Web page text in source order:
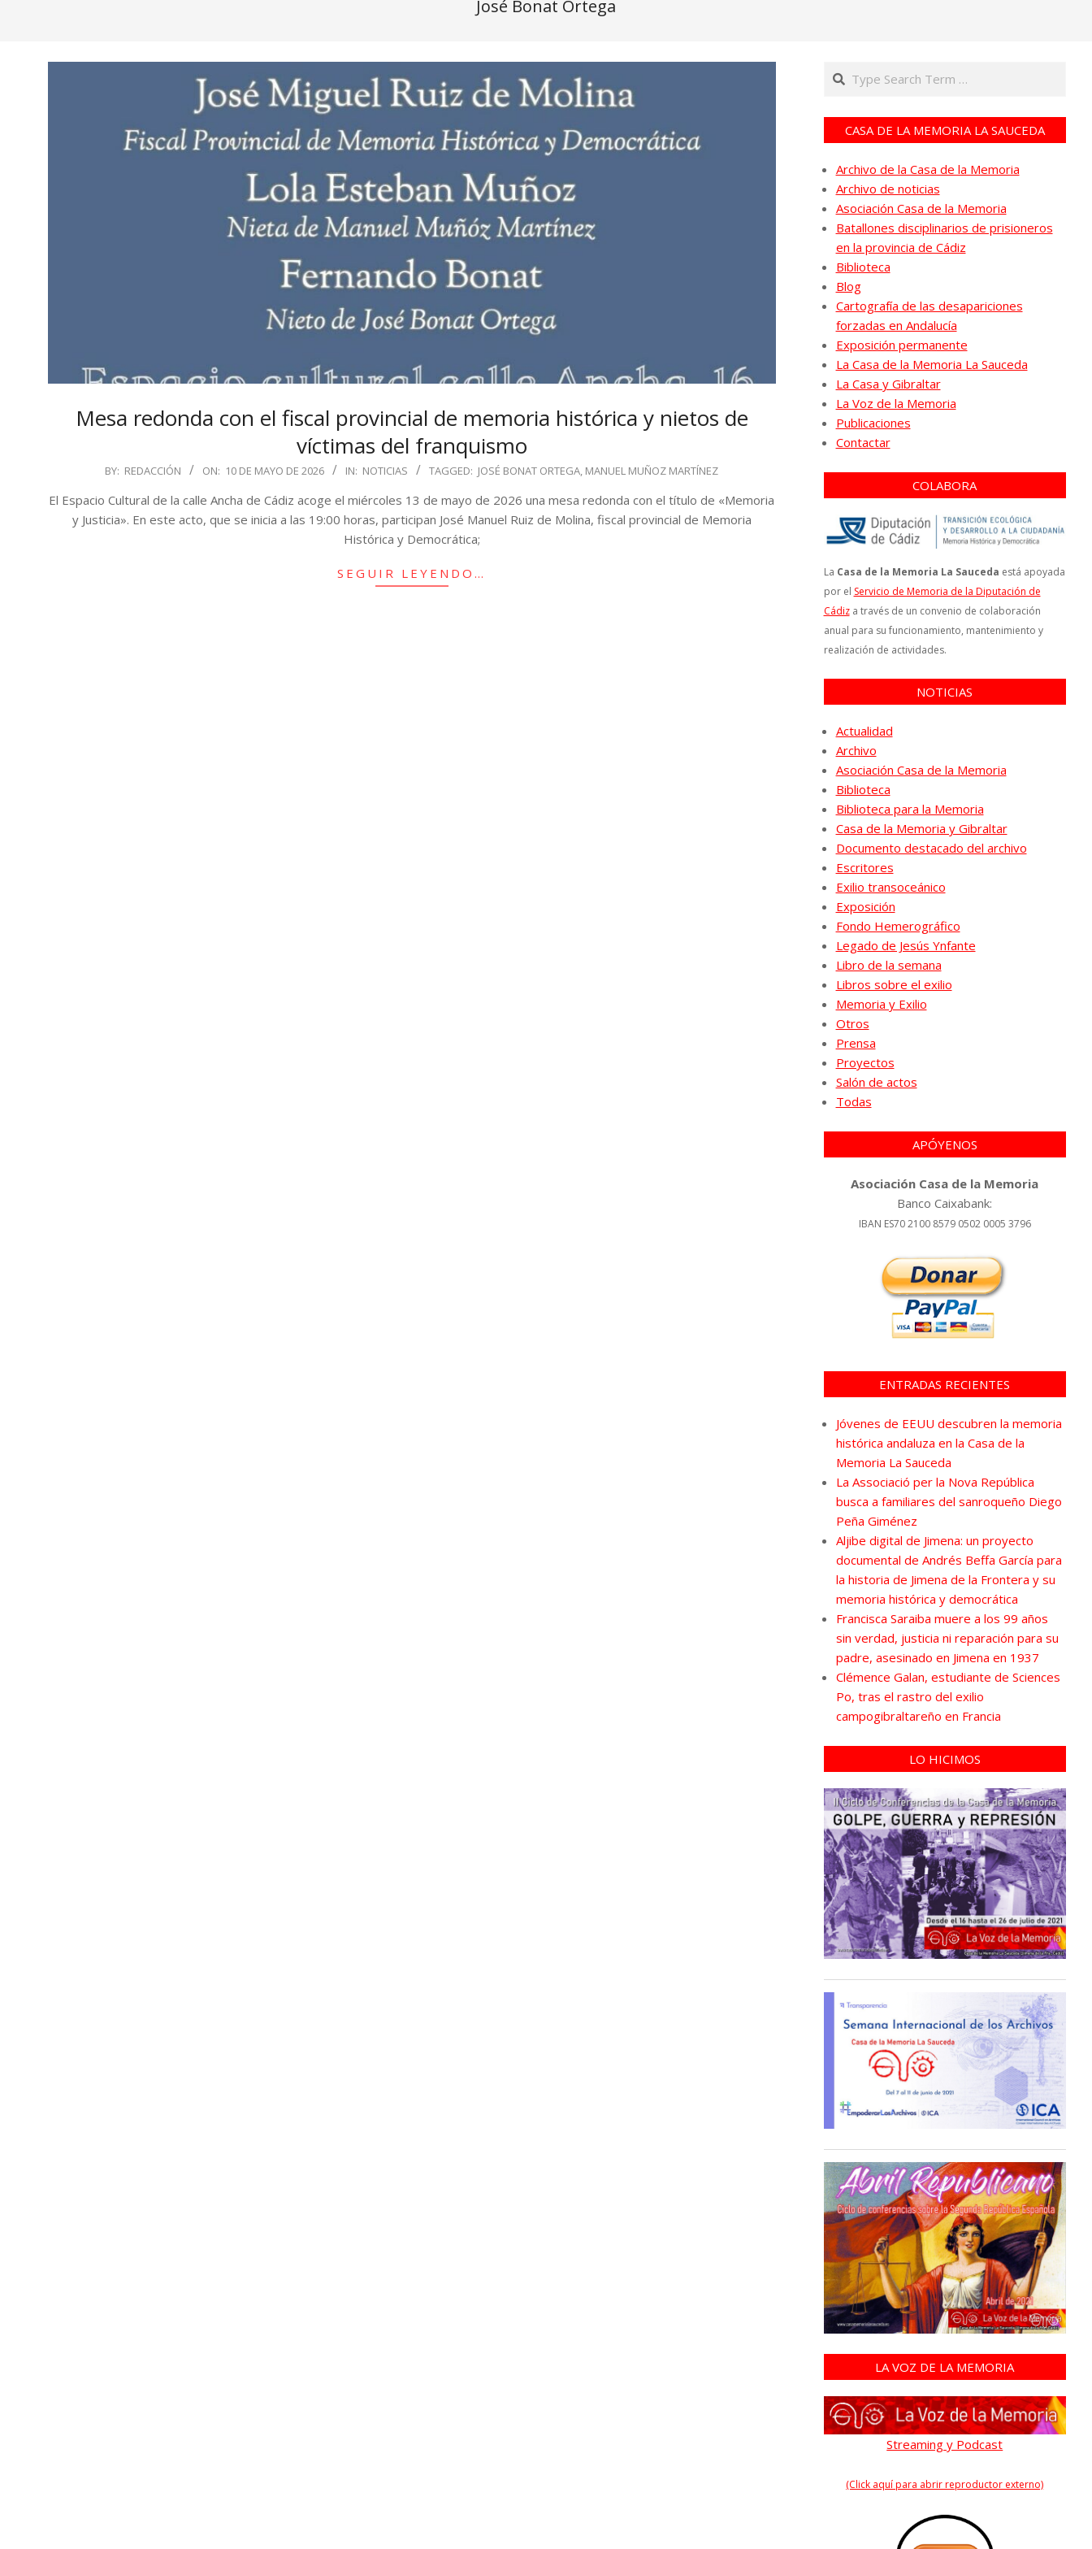
José Bonat Ortega
Mesa redonda con el fiscal provincial de memoria histórica y nietos de
víctimas del franquismo
10
BY: REDACCIÓN ON: 10 DE MAYO DE 2026 IN: NOTICIAS TAGGED: JOSÉ BONAT ORTEGA, MANUEL MUÑOZ MARTÍNEZ
El Espacio Cultural de la calle Ancha de Cádiz acoge el miércoles 13 de mayo de 2026 una mesa redonda con el título de «Memoria
y Justicia». En este acto, que se inicia a las 19:00 horas, participan José Manuel Ruiz de Molina, fiscal provincial de Memoria
Histórica y Democrática;
SEGUIR LEYENDO…
Search
CASA DE LA MEMORIA LA SAUCEDA
Archivo de la Casa de la Memoria
Archivo de noticias
Asociación Casa de la Memoria
Batallones disciplinarios de prisioneros
en la provincia de Cádiz
Biblioteca
Blog
Cartografía de las desapariciones
forzadas en Andalucía
Exposición permanente
La Casa de la Memoria La Sauceda
La Casa y Gibraltar
La Voz de la Memoria
Publicaciones
Contactar
COLABORA
La Casa de la Memoria La Sauceda está apoyada
por el Servicio de Memoria de la Diputación de
Cádiza través de un convenio de colaboración
anual para su funcionamiento, mantenimiento y
realización de actividades.
NOTICIAS
Actualidad
Archivo
Asociación Casa de la Memoria
Biblioteca
Biblioteca para la Memoria
Casa de la Memoria y Gibraltar
Documento destacado del archivo
Escritores
Exilio transoceánico
Exposición
Fondo Hemerográfico
Legado de Jesús Ynfante
Libro de la semana
Libros sobre el exilio
Memoria y Exilio
Otros
Prensa
Proyectos
Salón de actos
Todas
APÓYENOS
Asociación Casa de la Memoria
Banco Caixabank:
IBAN ES70 2100 8579 0502 0005 3796
ENTRADAS RECIENTES
Jóvenes de EEUU descubren la memoria
histórica andaluza en la Casa de la
Memoria La Sauceda
La Associació per la Nova República
busca a familiares del sanroqueño Diego
Peña Giménez
Aljibe digital de Jimena: un proyecto
documental de Andrés Beffa García para
la historia de Jimena de la Frontera y su
memoria histórica y democrática
Francisca Saraiba muere a los 99 años
sin verdad, justicia ni reparación para su
padre, asesinado en Jimena en 1937
Clémence Galan, estudiante de Sciences
Po, tras el rastro del exilio
campogibraltareño en Francia
LO HICIMOS
LA VOZ DE LA MEMORIA
Streaming y Podcast
(Click aquí para abrir reproductor externo)